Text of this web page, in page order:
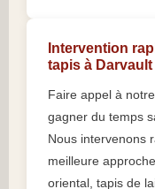
Intervention
tapis à Darvault
Faire appel à
gagner du temps
Nous intervenons
meilleure
oriental, tapis de